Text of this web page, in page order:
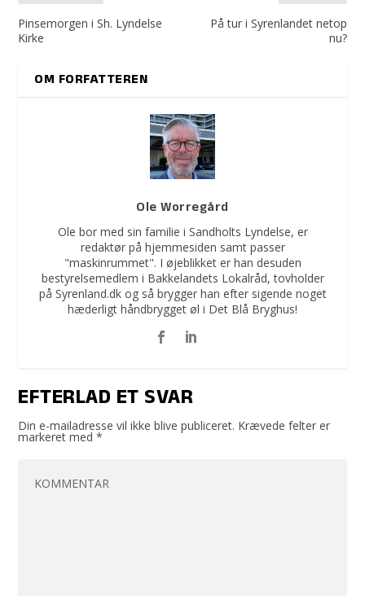
Pinsemorgen i Sh. Lyndelse
Kirke
På tur i Syrenlandet netop
nu?
OM FORFATTEREN
Ole Worregård
Ole bor med sin familie i Sandholts Lyndelse, er
redaktør på hjemmesiden samt passer
"maskinrummet". I øjeblikket er han desuden
bestyrelsemedlem i Bakkelandets Lokalråd, tovholder
på Syrenland.dk og så brygger han efter sigende noget
hæderligt håndbrygget øl i Det Blå Bryghus!
EFTERLAD ET SVAR
Din e-mailadresse vil ikke blive publiceret. Krævede felter er
markeret med*